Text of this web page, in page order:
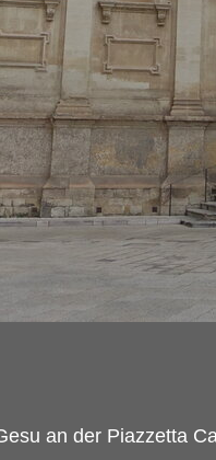
an der Piazzetta